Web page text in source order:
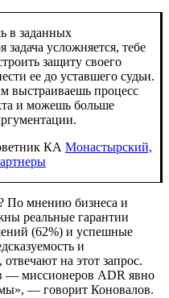
в заданных
задача усложняется, тебе
защиту своего
ее до уставшего судьи.
выстраиваешь процесс
и можешь больше
КА Монастырский,
По мнению бизнеса и
реальные гарантии
(62%) и успешные
и
на этот запрос.
— миссионеров ADR явно
— говорит Коновалов.